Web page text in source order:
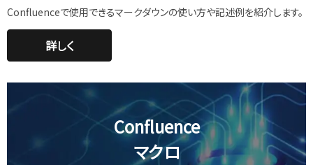
Confluenceで使用できるマークダウンの使い方や記述例を紹介します。
詳しく
Confluence
マクロ